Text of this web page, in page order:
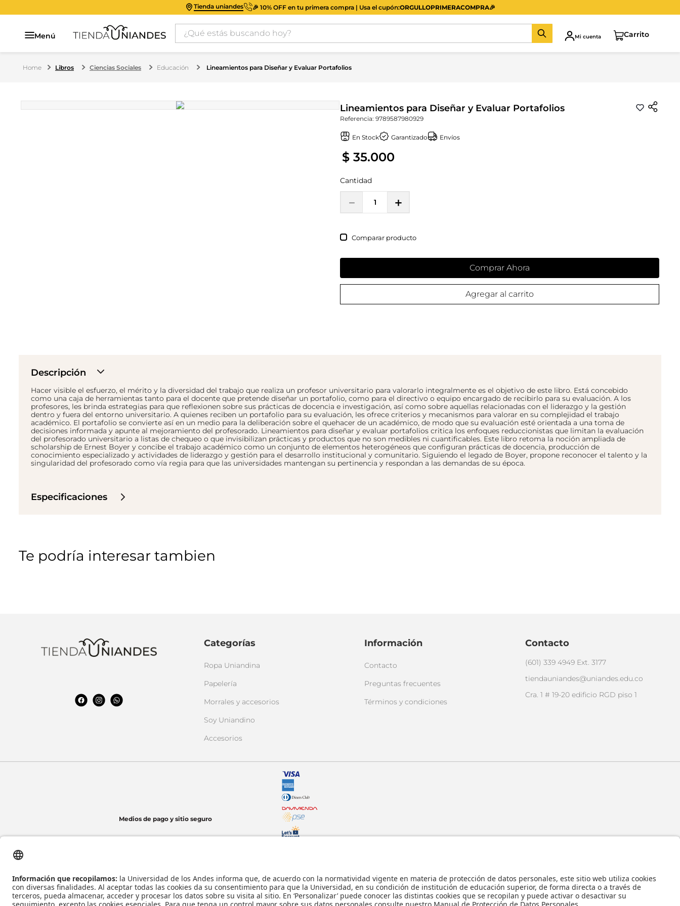
Tienda uniandes 🎉 10% OFF en tu primera compra | Usa el cupón:ORGULLOPRIMERACOMPRA🎉
Menú
¿Qué estás buscando hoy?
Mi cuenta
Libros Ciencias Sociales Educación Lineamientos para Diseñar y Evaluar Portafolios
Lineamientos para Diseñar y Evaluar Portafolios
Referencia: 9789587980929
En Stock Garantizado Envíos
$ 35.000
Cantidad
＋
－
Comparar
Comprar Ahora
Agregar al carrito
Descripción
Hacer visible el esfuerzo, el mérito y la diversidad del trabajo que realiza un profesor universitario para valorarlo integralmente es el objetivo de este libro. Está concebido
como una caja de herramientas tanto para el docente que pretende diseñar un portafolio, como para el directivo o equipo encargado de recibirlo para su evaluación. A los
profesores, les brinda estrategias para que reflexionen sobre sus prácticas de docencia e investigación, así como sobre aquellas relacionadas con el liderazgo y la gestión
dentro y fuera del entorno universitario. A quienes reciben un portafolio para su evaluación, les ofrece criterios y mecanismos para valorar en su complejidad el trabajo
académico. El portafolio se convierte así en un medio para la deliberación sobre el quehacer de un académico, de modo que su evaluación esté orientada a una toma de
decisiones informada y apunte al mejoramiento del profesorado. Lineamientos para diseñar y evaluar portafolios critica los enfoques reduccionistas que limitan la evaluación
del profesorado universitario a listas de chequeo o que invisibilizan prácticas y productos que no son medibles ni cuantificables. Este libro retoma la noción ampliada de
scholarship de Ernest Boyer y concibe el trabajo académico como un conjunto de elementos heterogéneos que configuran prácticas de docencia, producción de
conocimiento especializado y actividades de liderazgo y gestión para el desarrollo institucional y comunitario. Siguiendo el legado de Boyer, propone reconocer el talento y la
singularidad del profesorado como vía regia para que las universidades mantengan su pertinencia y respondan a las demandas de su época.
Especificaciones
Te podría interesar tambien
Categorías
Ropa Uniandina
Papelería
Morrales y accesorios
Soy Uniandino
Accesorios
Información
Contacto
Preguntas frecuentes
Términos y condiciones
Contacto
(601) 339 4949 Ext. 3177
tiendauniandes@uniandes.edu.co
Cra. 1 # 19-20 edificio RGD piso 1
Medios de pago y sitio seguro
Universidad de los Andes | Vigilada Mineducación
Reconocimiento como Universidad: Decreto 1297 del 30 de mayo de 1964.
Reconocimiento personería jurídica: Resolución 28 del 23 de febrero de 1949 Minjusticia.
© - Derechos Reservados: La presente obra, y en general todos sus contenidos, se encuentran protegidos por las normas
internacionales y nacionales vigentes sobre propiedad Intelectual, por lo tanto su utilización parcial o total, reproducción,
comunicación pública, transformación, distribución, alquiler, préstamo público e importación, total o parcial, en todo o en